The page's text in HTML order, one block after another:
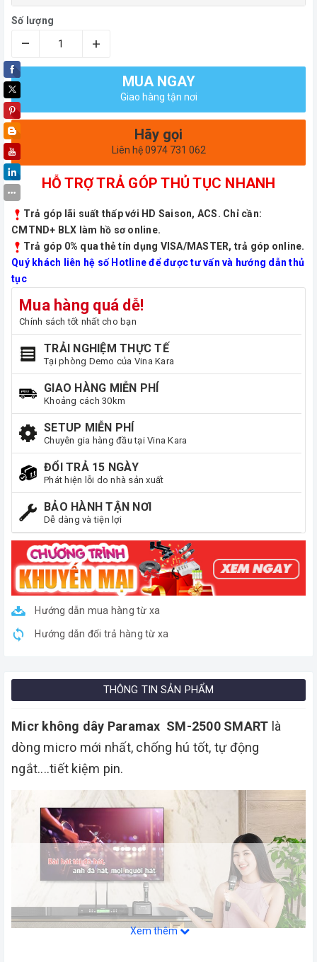
Số lượng
– +
MUA NGAY
Giao hàng tận nơi
Hãy gọi
Liên hệ 0974 731 062
HỖ TRỢ TRẢ GÓP THỦ TỤC NHANH
Trả góp lãi suất thấp với HD Saison, ACS. Chỉ cần:
CMTND+ BLX làm hồ sơ online.
Trả góp 0% qua thẻ tín dụng VISA/MASTER, trả góp online.
Quý khách liên hệ số Hotline để được tư vấn và hướng dẫn thủ
tục
Mua hàng quá dễ!
Chính sách tốt nhất cho bạn
TRẢI NGHIỆM THỰC TẾ
Tại phòng Demo của Vina Kara
GIAO HÀNG MIỄN PHÍ
Khoảng cách 30km
SETUP MIỄN PHÍ
Chuyên gia hàng đầu tại Vina Kara
ĐỔI TRẢ 15 NGÀY
Phát hiện lỗi do nhà sản xuất
BẢO HÀNH TẬN NƠI
Dễ dàng và tiện lợi
Hướng dẫn mua hàng từ xa
Hướng dẫn đổi trả hàng từ xa
THÔNG TIN SẢN PHẨM
Micr không dây Paramax SM-2500 SMART là
dòng micro mới nhất, chống hú tốt, tự động
ngắt....tiết kiệm pin.
Xem thêm